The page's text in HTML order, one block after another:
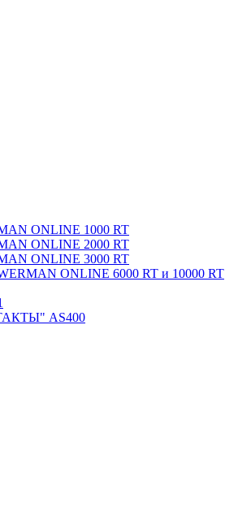
ONLINE 1000 RT
ONLINE 2000 RT
ONLINE 3000 RT
ONLINE 6000 RT и 10000 RT
AS400